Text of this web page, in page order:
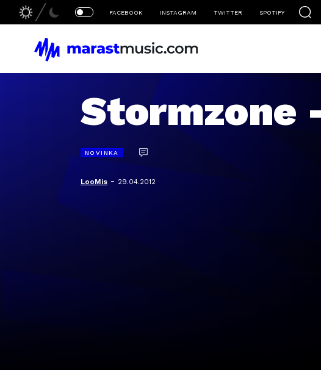
FACEBOOK INSTAGRAM TWITTER SPOTIFY
Stormzone
NOVINKA
LooMis - 29.04.2012